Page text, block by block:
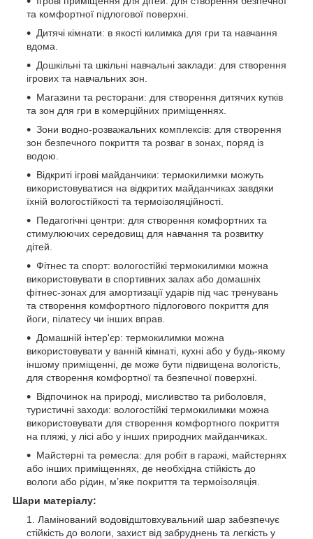
та комфортної підлогової поверхні.
Дитячі кімнати: в якості килимка для гри та навчання
вдома.
Дошкільні та шкільні навчальні заклади: для створення
ігрових та навчальних зон.
Магазини та ресторани: для створення дитячих кутків
та зон для гри в комерційних приміщеннях.
Зони водно-розважальних комплексів: для створення
зон безпечного покриття та розваг в зонах, поряд із
водою.
Відкриті ігрові майданчики: термокилимки можуть
використовуватися на відкритих майданчиках завдяки
їхній вологостійкості та термоізоляційності.
Педагогічні центри: для створення комфортних та
стимулюючих середовищ для навчання та розвитку
дітей.
Фітнес та спорт: вологостійкі термокилимки можна
використовувати в спортивних залах або домашніх
фітнес-зонах для амортизації ударів під час тренувань
та створення комфортного підлогового покриття для
йоги, пілатесу чи інших вправ.
Домашній інтер'єр: термокилимки можна
використовувати у ванній кімнаті, кухні або у будь-якому
іншому приміщенні, де може бути підвищена вологість,
для створення комфортної та безпечної поверхні.
Відпочинок на природі, мисливство та риболовля,
туристичні заходи: вологостійкі термокилимки можна
використовувати для створення комфортного покриття
на пляжі, у лісі або у інших природних майданчиках.
Майстерні та ремесла: для робіт в гаражі, майстернях
або інших приміщеннях, де необхідна стійкість до
вологи або рідин, м’яке покриття та термоізоляція.
Шари матеріалу:
Ламінований водовідштовхувальний шар забезпечує
стійкість до вологи, захист від забруднень та легкість у